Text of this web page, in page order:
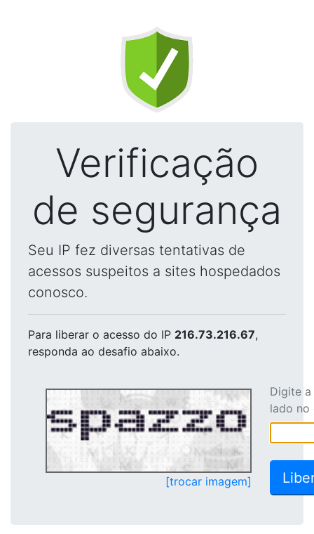
Verificação
de segurança
Seu IP fez diversas tentativas de
acessos suspeitos a sites hospedados
conosco.
Para liberar o acesso do IP 216.73.216.67,
responda ao desafio abaixo.
[trocar imagem]
Digite
lado no